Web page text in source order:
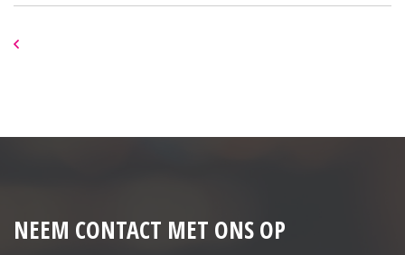
NEEM CONTACT MET ONS OP